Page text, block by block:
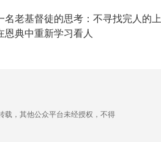
名老基督徒的思考：不寻找完人的上
典中重新学习看人
载，其他公众平台未经授权，不得